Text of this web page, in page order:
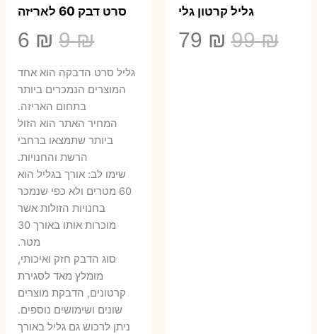
גליל קרטון גלי
99₪
המחיר
79 ₪
הנוכחי
סרט דבק 60 לאריזה
9₪
היה:
9 ₪.
6 ₪
6 ₪.
גליל סרט הדבקה הוא אחד
המוצרים הנמכרים ביותר
בתחום האריזה.
המחיר האתר הוא הזול
ביותר שתמצאו ברחבי
הרשת והחנויות.
שימו לב: אורך בגליל הוא
60 מטרים ולא כפי שנמכר
בחנויות הזולות אשר
מוכרות אותו באורך 30
מטר.
סוג הדבק חזק ואיכותי,
מומלץ מאד לסגירת
קרטונים, הדבקת מוצרים
שונים ושימושים נוספים.
ניתן לרכוש גם גליל באורך